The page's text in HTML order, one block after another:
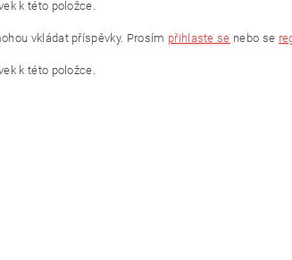
k této položce.
vkládat příspěvky. Prosím přihlaste se nebo se
k této položce.